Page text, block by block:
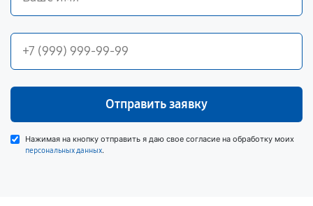
Отправить заявку
Нажимая на кнопку отправить я даю свое согласие на обработку моих
персональных данных.